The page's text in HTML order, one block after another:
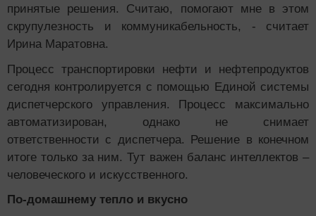
принятые решения. Считаю, помогают мне в этом
скрупулезность и коммуникабельность, - считает
Ирина Маратовна.
Процесс транспортировки нефти и нефтепродуктов
сегодня контролируется с помощью Единой системы
диспетчерского управления. Процесс максимально
автоматизирован, однако не снимает
ответственности с диспетчера. Решение в конечном
итоге только за ним. Тут важен баланс интеллектов –
человеческого и искусственного.
По-домашнему тепло и вкусно